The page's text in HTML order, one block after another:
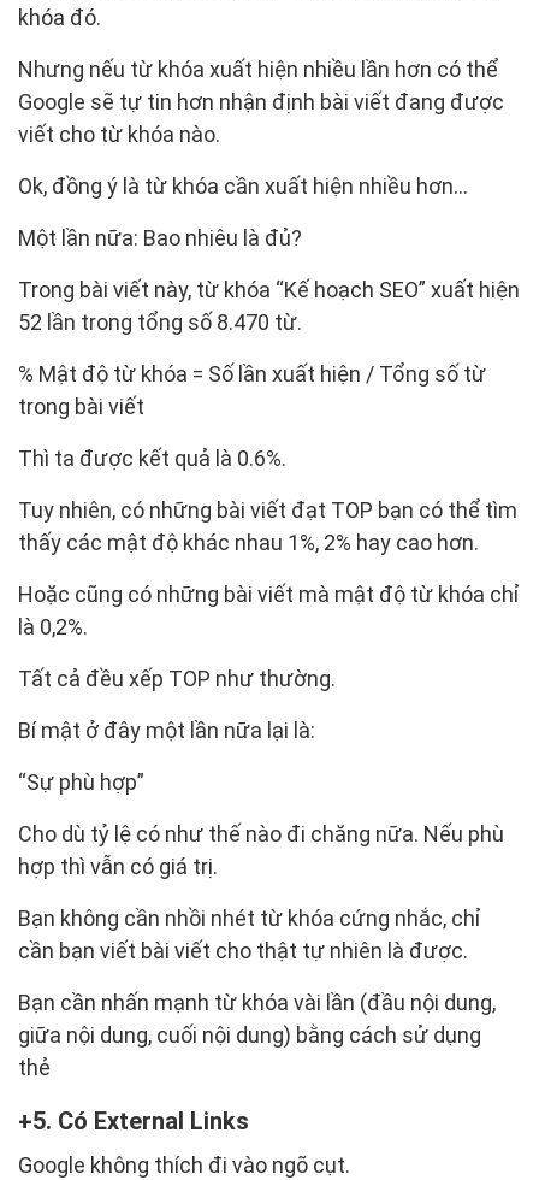
khóa đó.
Nhưng nếu từ khóa xuất hiện nhiều lần hơn có thể
Google sẽ tự tin hơn nhận định bài viết đang được
viết cho từ khóa nào.
Ok, đồng ý là từ khóa cần xuất hiện nhiều hơn…
Một lần nữa: Bao nhiêu là đủ?
Trong bài viết này, từ khóa “Kế hoạch SEO” xuất hiện
52 lần trong tổng số 8.470 từ.
% Mật độ từ khóa = Số lần xuất hiện / Tổng số từ
trong bài viết
Thì ta được kết quả là 0.6%.
Tuy nhiên, có những bài viết đạt TOP bạn có thể tìm
thấy các mật độ khác nhau 1%, 2% hay cao hơn.
Hoặc cũng có những bài viết mà mật độ từ khóa chỉ
là 0,2%.
Tất cả đều xếp TOP như thường.
Bí mật ở đây một lần nữa lại là:
“Sự phù hợp”
Cho dù tỷ lệ có như thế nào đi chăng nữa. Nếu phù
hợp thì vẫn có giá trị.
Bạn không cần nhồi nhét từ khóa cứng nhắc, chỉ
cần bạn viết bài viết cho thật tự nhiên là được.
Bạn cần nhấn mạnh từ khóa vài lần (đầu nội dung,
giữa nội dung, cuối nội dung) bằng cách sử dụng
thẻ
5. Có External Links
Google không thích đi vào ngõ cụt.